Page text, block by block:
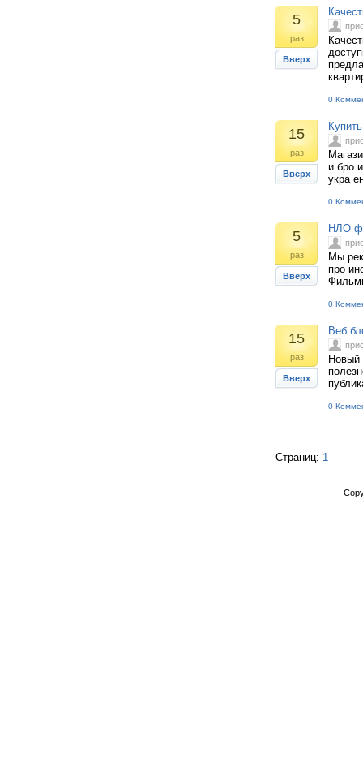
5
раз
Вверх
0
15
раз
Вверх
и бро
укра
0
5
раз
Вверх
НЛО
Мы
про
0
15
раз
Вверх
Веб
Новый
0
Страниц: 1